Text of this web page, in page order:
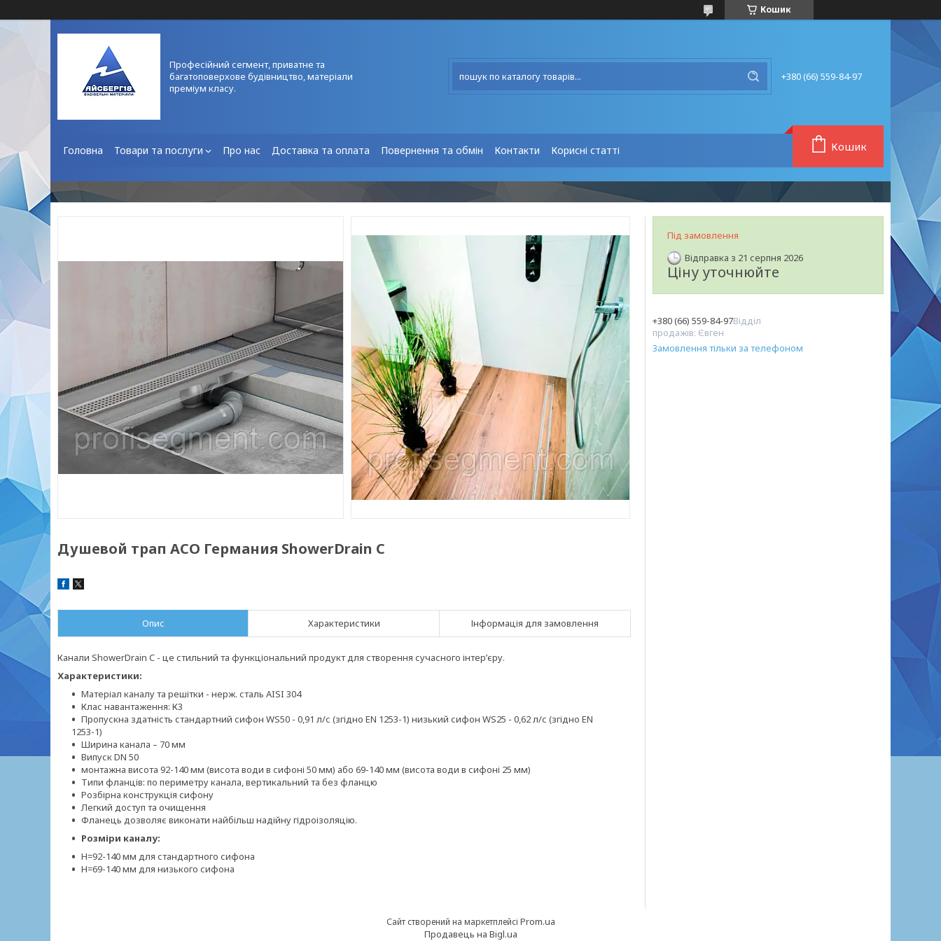
Кошик
Професійний сегмент, приватне та
багатоповерхове будівництво, матеріали
преміум класу.
+380 (66) 559-84-97
Головна Товари та послуги Про нас Доставка та оплата Повернення та обмін Контакти Корисні статті Кошик
Душевой трап ACO Германия ShowerDrain C
Опис Характеристики Інформація для замовлення
Канали ShowerDrain C - це стильний та функціональний продукт для створення сучасного інтер’єру.
Характеристики:
Матеріал каналу та решітки - нерж. сталь AISI 304
Клас навантаження: К3
Пропускна здатність стандартний сифон WS50 - 0,91 л/с (згідно EN 1253-1) низький сифон WS25 - 0,62 л/с (згідно EN
1253-1)
Ширина канала – 70 мм
Випуск DN 50
монтажна висота 92-140 мм (висота води в сифоні 50 мм) або 69-140 мм (висота води в сифоні 25 мм)
Типи фланців: по периметру канала, вертикальний та без фланцю
Розбірна конструкція сифону
Легкий доступ та очищення
Фланець дозволяє виконати найбільш надійну гідроізоляцію.
Розміри каналу:
Н=92-140 мм для стандартного сифона
Н=69-140 мм для низького сифона
Під замовлення
Відправка з 21 серпня 2026
Ціну уточнюйте
+380 (66) 559-84-97Відділ
продажів: Євген
Замовлення тільки за телефоном
Сайт створений на маркетплейсі Prom.ua
Продавець на Bigl.ua